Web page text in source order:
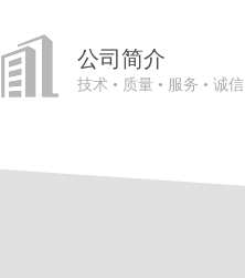
公司简介
技术 • 质量 • 服务 • 诚信